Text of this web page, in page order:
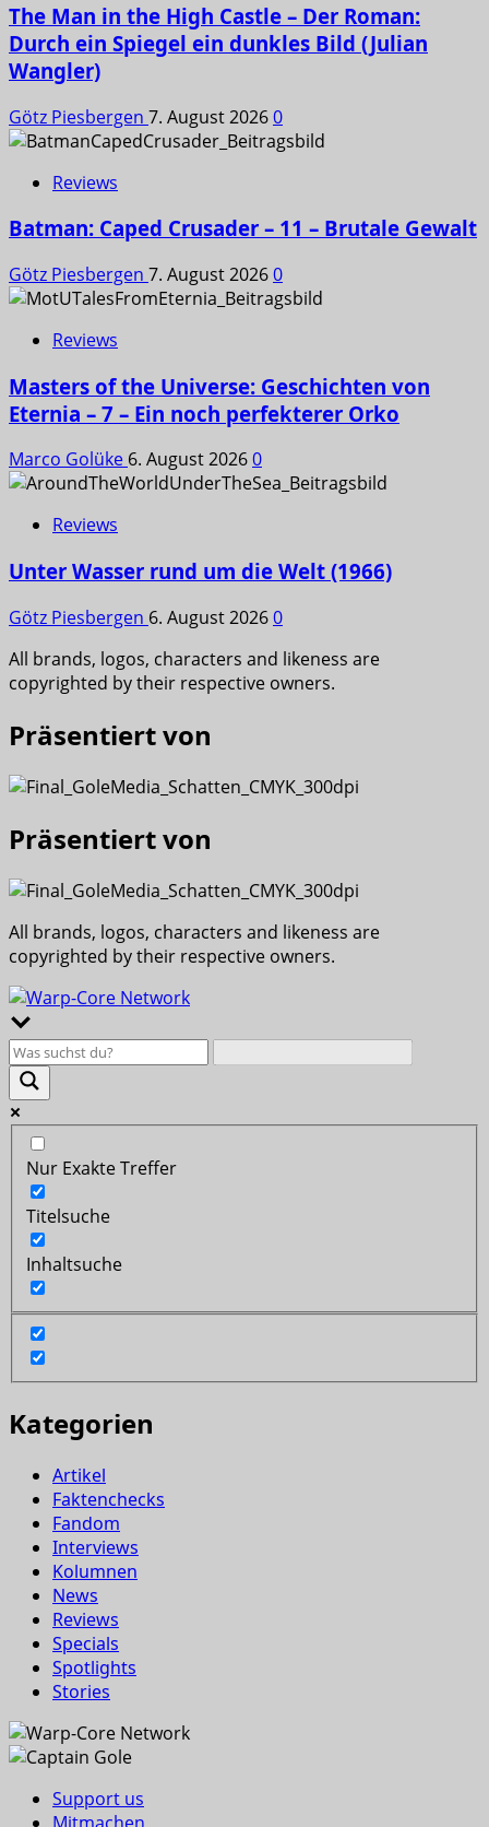
The Man in the High Castle – Der Roman:
Durch ein Spiegel ein dunkles Bild (Julian
Wangler)
Götz Piesbergen 7. August 20260
Reviews
Batman: Caped Crusader – 11 – Brutale Gewalt
Götz Piesbergen 7. August 20260
Reviews
Masters of the Universe: Geschichten von
Eternia – 7 – Ein noch perfekterer Orko
Marco Golüke 6. August 20260
Reviews
Unter Wasser rund um die Welt (1966)
Götz Piesbergen 6. August 20260
All brands, logos, characters and likeness are
copyrighted by their respective owners.
Präsentiert von
Präsentiert von
All brands, logos, characters and likeness are
copyrighted by their respective owners.
Nur Exakte Treffer
Titelsuche
Inhaltsuche
Kategorien
Artikel
Faktenchecks
Fandom
Interviews
Kolumnen
News
Reviews
Specials
Spotlights
Stories
Support us
Mitmachen